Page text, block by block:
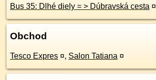
Bus 35: Dlhé diely = > Dúbravská cesta ¤
Obchod
Tesco Expres ¤, Salon Tatiana ¤